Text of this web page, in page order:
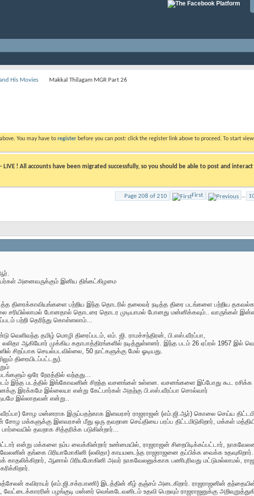
His Movies Makkal Thilagam MGR Part 26
You may have to register before you can post: click the register link above to proceed. To start
! All accounts have been migrated successfully, so you should be able to post and
Page 208 of 210 First ...
அனைவருக்கும் இனிய திங்கட்கிழமை
திரைக்காவியங்களை பற்றிய இந்த தொடரில் தலைவர் நடித்த திரை படங்களை பற்றிய
சரியில்லாமல் போனதால் தொடரை தொடர முடியாமல் போனது மன்னிக்கவும்.. வாருங்கள்
பற்றி தெரிந்து கொள்ளலாம்...
வெளிவந்த தமிழ் மொழி திரைப்படம், எம். ஜி. ராமச்சந்திரன், பி.எஸ்.வீரப்பா,
லலிதா ஆகியோர் முக்கிய கதாபாத்திரங்களில் நடித்துள்ளனர். இந்த படம் 26 ஏப்ரல் 1957 இல்
சிறப்பாக செயல்படவில்லை, 50 நாட்களுக்கு மேல் ஓடியது.
திரையிடப்பட்டது).
ஒரே நேரத்தில் வந்தது...
இந்த படத்தில் இங்கோவனின் சிறந்த வசனங்கள் உள்ளன. வசனங்களை இப்போது கூட ரசிக்க
இரக்கமே இல்லையா என்று கேட்பார்கள் அதற்கு பி.எஸ்.வீரப்பா சொல்வார்
இல்லாதவன் என்று..
சோழ மன்னராக இருப்பதற்காக இளவரசர் ராஜராஜன் (எம்.ஜி.ஆர்) கொலை செய்ய
சோழ மக்களுக்கு இளவரசன் மீது ஒரு தவறான செய்தியை பரப்ப திட்டமிடுகிறார், மக்கள்
பார்வையில் தவறாக சித்தரிக்க படுகின்றார்...
என்று மக்களை நம்ப வைக்கின்றார் உண்மையில், ராஜராஜன் சிறைபிடிக்கப்பட்டார்,
தங்கை பிரியாமோகினி (லலிதா) காயமடைந்த ராஜராஜனை தப்பிக்க வைக்க
காதலிக்கிறார், ஆனால் பிரியமோகினி அவர் நாகவேலனுக்காக பணிபுரிவது மட்டுமல்லாமல்,
கவிராயர் (எம்.ஜி.சக்ரபாணி) இடத்தின் கீழ் தஞ்சம் அடைகிறார். ராஜராஜனின்
பழங்குடி மன்னர் வெங்கடேவனிடம் உதவி பெறவும் ராஜராஜனுக்கு